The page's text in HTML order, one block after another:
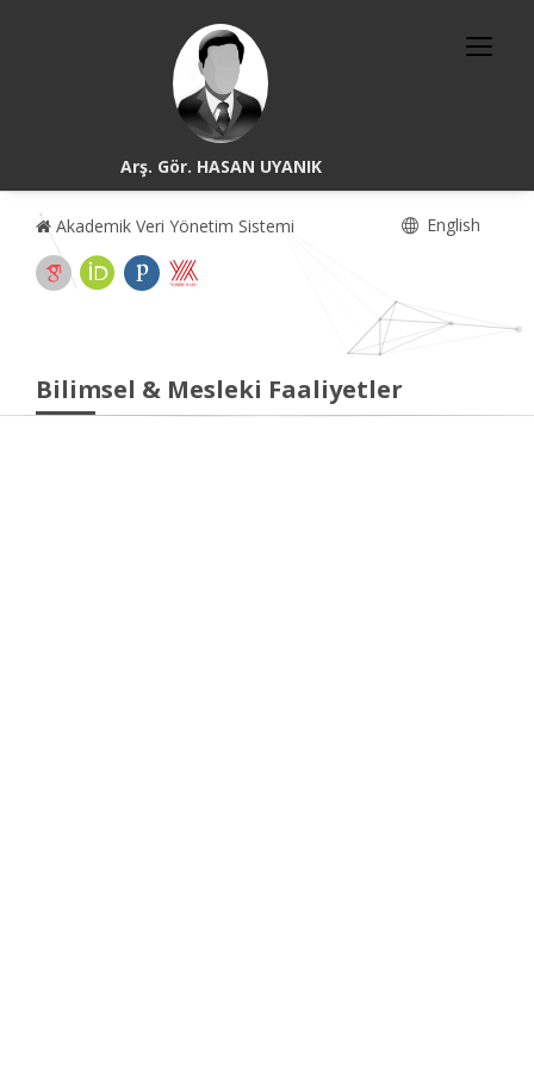
Arş. Gör. HASAN UYANIK
Akademik Veri Yönetim Sistemi English
Bilimsel & Mesleki Faaliyetler